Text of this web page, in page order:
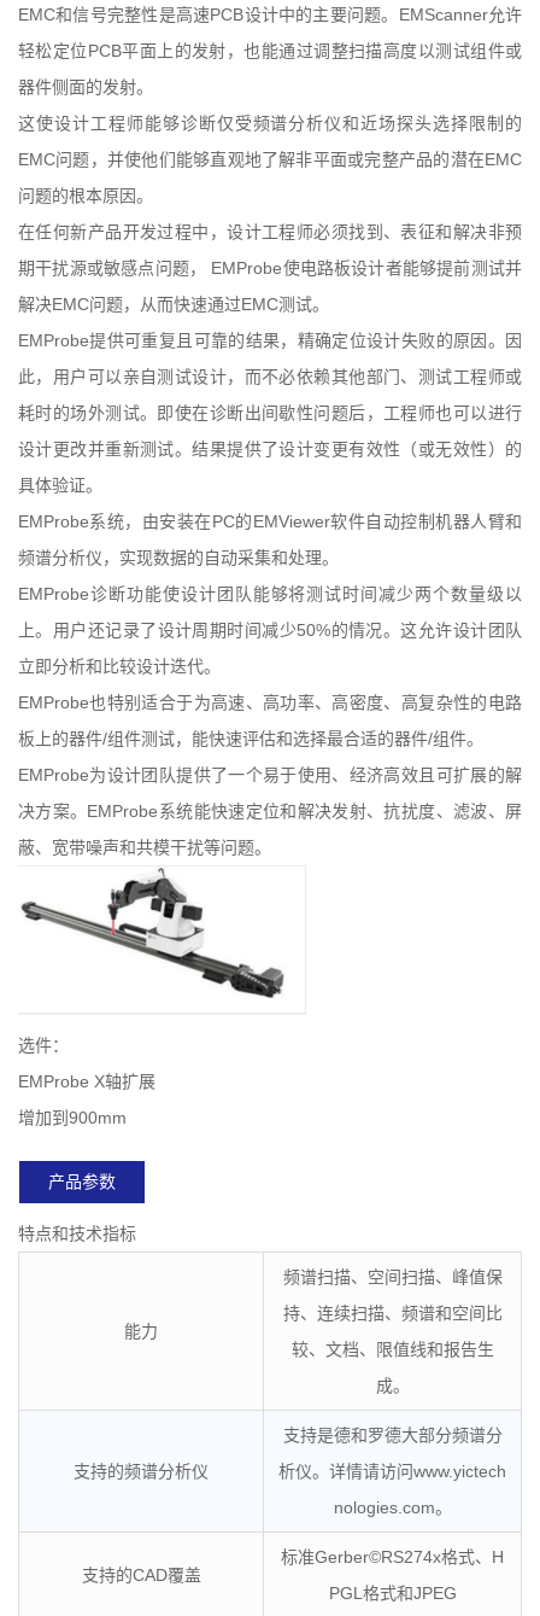
EMC和信号完整性是高速PCB设计中的主要问题。EMScanner允许
轻松定位PCB平面上的发射，也能通过调整扫描高度以测试组件或
器件侧面的发射。
这使设计工程师能够诊断仅受频谱分析仪和近场探头选择限制的
EMC问题，并使他们能够直观地了解非平面或完整产品的潜在EMC
问题的根本原因。
在任何新产品开发过程中，设计工程师必须找到、表征和解决非预
期干扰源或敏感点问题， EMProbe使电路板设计者能够提前测试并
解决EMC问题，从而快速通过EMC测试。
EMProbe提供可重复且可靠的结果，精确定位设计失败的原因。因
此，用户可以亲自测试设计，而不必依赖其他部门、测试工程师或
耗时的场外测试。即使在诊断出间歇性问题后，工程师也可以进行
设计更改并重新测试。结果提供了设计变更有效性（或无效性）的
具体验证。
EMProbe系统，由安装在PC的EMViewer软件自动控制机器人臂和
频谱分析仪，实现数据的自动采集和处理。
EMProbe诊断功能使设计团队能够将测试时间减少两个数量级以
上。用户还记录了设计周期时间减少50%的情况。这允许设计团队
立即分析和比较设计迭代。
EMProbe也特别适合于为高速、高功率、高密度、高复杂性的电路
板上的器件/组件测试，能快速评估和选择最合适的器件/组件。
EMProbe为设计团队提供了一个易于使用、经济高效且可扩展的解
决方案。EMProbe系统能快速定位和解决发射、抗扰度、滤波、屏
蔽、宽带噪声和共模干扰等问题。
选件：
EMProbe X轴扩展
增加到900mm
产品参数
特点和技术指标
能力
频谱扫描、空间扫描、峰值保
持、连续扫描、频谱和空间比
较、文档、限值线和报告生
成。
支持的频谱分析仪
支持是德和罗德大部分频谱分
析仪。详情请访问www.yictech
nologies.com。
支持的CAD覆盖
标准Gerber©RS274x格式、H
PGL格式和JPEG